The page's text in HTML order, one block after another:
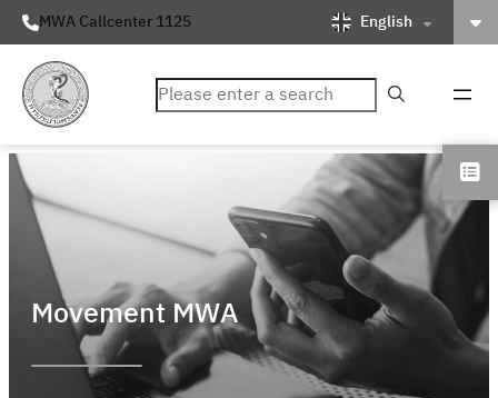
MWA Callcenter 1125 English
ค้นหา
Movement MWA